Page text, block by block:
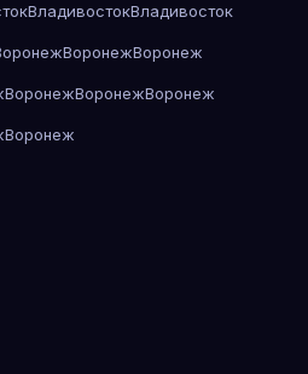
ВладивостокВладивосток
ВоронежВоронеж
ВоронежВоронежВоронеж
Воронеж